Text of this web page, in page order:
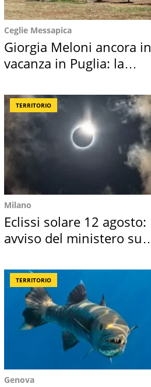
Ceglie Messapica
Giorgia Meloni ancora in
vacanza in Puglia: la
TERRITORIO
Milano
Eclissi solare 12 agosto:
avviso del ministero su
TERRITORIO
Genova